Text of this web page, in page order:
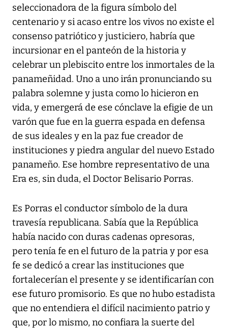
seleccionadora de la figura símbolo del
centenario y si acaso entre los vivos no existe el
consenso patriótico y justiciero, habría que
incursionar en el panteón de la historia y
celebrar un plebiscito entre los inmortales de la
panameñidad. Uno a uno irán pronunciando su
palabra solemne y justa como lo hicieron en
vida, y emergerá de ese cónclave la efigie de un
varón que fue en la guerra espada en defensa
de sus ideales y en la paz fue creador de
instituciones y piedra angular del nuevo Estado
panameño. Ese hombre representativo de una
Era es, sin duda, el Doctor Belisario Porras.
Es Porras el conductor símbolo de la dura
travesía republicana. Sabía que la República
había nacido con duras cadenas opresoras,
pero tenía fe en el futuro de la patria y por esa
fe se dedicó a crear las instituciones que
fortalecerían el presente y se identificarían con
ese futuro promisorio. Es que no hubo estadista
que no entendiera el difícil nacimiento patrio y
que, por lo mismo, no confiara la suerte del